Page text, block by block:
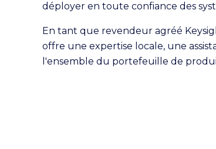
déployer en toute confiance des
En tant que revendeur agréé
offre une expertise locale, une
l'ensemble du portefeuille de